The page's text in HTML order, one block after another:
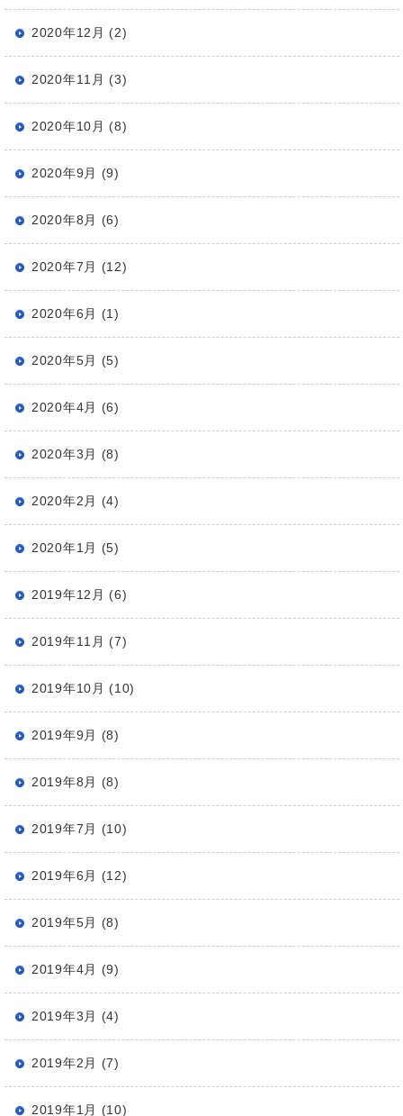
2020年12月 (2)
2020年11月 (3)
2020年10月 (8)
2020年9月 (9)
2020年8月 (6)
2020年7月 (12)
2020年6月 (1)
2020年5月 (5)
2020年4月 (6)
2020年3月 (8)
2020年2月 (4)
2020年1月 (5)
2019年12月 (6)
2019年11月 (7)
2019年10月 (10)
2019年9月 (8)
2019年8月 (8)
2019年7月 (10)
2019年6月 (12)
2019年5月 (8)
2019年4月 (9)
2019年3月 (4)
2019年2月 (7)
2019年1月 (10)